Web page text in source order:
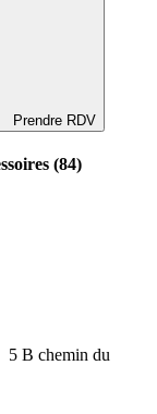
Prendre RDV
(84)
5 B chemin du